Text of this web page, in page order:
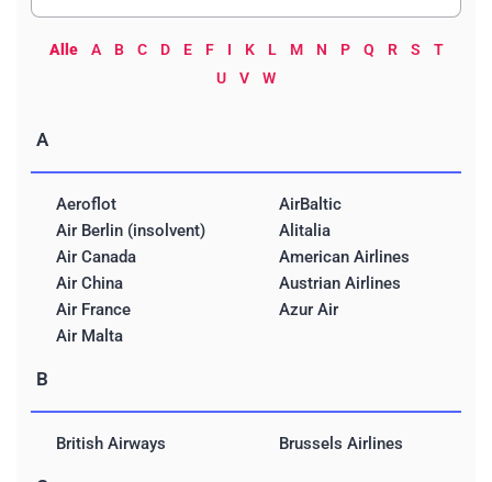
Alle A B C D E F I K L M N P Q R S
T
U
V W
A
Aeroflot
Air Berlin (insolvent)
Air Canada
Air China
Air France
Air Malta
AirBaltic
Alitalia
American Airlines
Austrian Airlines
Azur Air
B
British Airways Brussels Airlines